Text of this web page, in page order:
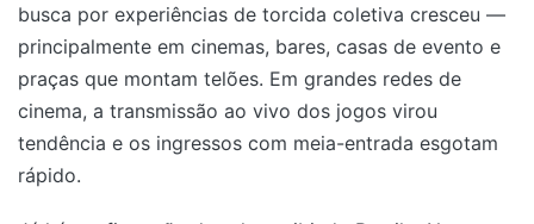
busca por experiências de torcida coletiva cresceu —
principalmente em cinemas, bares, casas de evento e
praças que montam telões. Em grandes redes de
cinema, a transmissão ao vivo dos jogos virou
tendência e os ingressos com meia-entrada esgotam
rápido.